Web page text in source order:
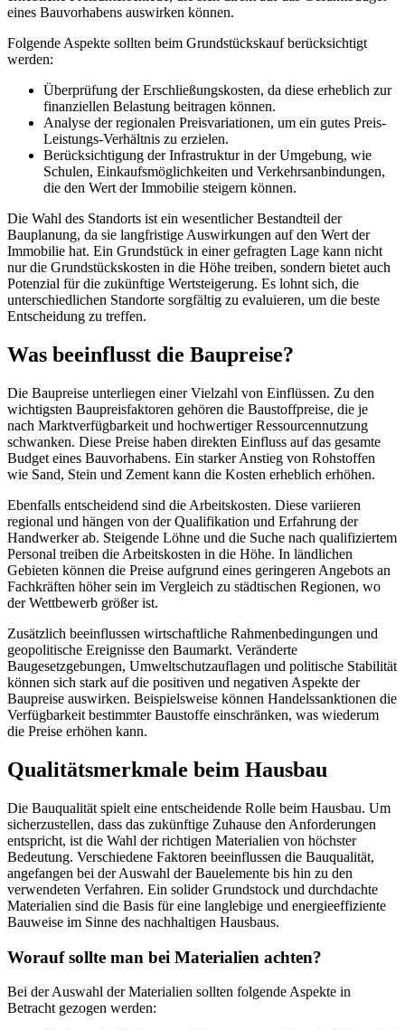
eines Bauvorhabens auswirken können.
Folgende Aspekte sollten beim Grundstückskauf berücksichtigt
werden:
Überprüfung der Erschließungskosten, da diese erheblich zur
finanziellen Belastung beitragen können.
Analyse der regionalen Preisvariationen, um ein gutes Preis-
Leistungs-Verhältnis zu erzielen.
Berücksichtigung der Infrastruktur in der Umgebung, wie
Schulen, Einkaufsmöglichkeiten und Verkehrsanbindungen,
die den Wert der Immobilie steigern können.
Die Wahl des Standorts ist ein wesentlicher Bestandteil der
Bauplanung, da sie langfristige Auswirkungen auf den Wert der
Immobilie hat. Ein Grundstück in einer gefragten Lage kann nicht
nur die Grundstückskosten in die Höhe treiben, sondern bietet auch
Potenzial für die zukünftige Wertsteigerung. Es lohnt sich, die
unterschiedlichen Standorte sorgfältig zu evaluieren, um die beste
Entscheidung zu treffen.
Was beeinflusst die Baupreise?
Die Baupreise unterliegen einer Vielzahl von Einflüssen. Zu den
wichtigsten Baupreisfaktoren gehören die Baustoffpreise, die je
nach Marktverfügbarkeit und hochwertiger Ressourcennutzung
schwanken. Diese Preise haben direkten Einfluss auf das gesamte
Budget eines Bauvorhabens. Ein starker Anstieg von Rohstoffen
wie Sand, Stein und Zement kann die Kosten erheblich erhöhen.
Ebenfalls entscheidend sind die Arbeitskosten. Diese variieren
regional und hängen von der Qualifikation und Erfahrung der
Handwerker ab. Steigende Löhne und die Suche nach qualifiziertem
Personal treiben die Arbeitskosten in die Höhe. In ländlichen
Gebieten können die Preise aufgrund eines geringeren Angebots an
Fachkräften höher sein im Vergleich zu städtischen Regionen, wo
der Wettbewerb größer ist.
Zusätzlich beeinflussen wirtschaftliche Rahmenbedingungen und
geopolitische Ereignisse den Baumarkt. Veränderte
Baugesetzgebungen, Umweltschutzauflagen und politische Stabilität
können sich stark auf die positiven und negativen Aspekte der
Baupreise auswirken. Beispielsweise können Handelssanktionen die
Verfügbarkeit bestimmter Baustoffe einschränken, was wiederum
die Preise erhöhen kann.
Qualitätsmerkmale beim Hausbau
Die Bauqualität spielt eine entscheidende Rolle beim Hausbau. Um
sicherzustellen, dass das zukünftige Zuhause den Anforderungen
entspricht, ist die Wahl der richtigen Materialien von höchster
Bedeutung. Verschiedene Faktoren beeinflussen die Bauqualität,
angefangen bei der Auswahl der Bauelemente bis hin zu den
verwendeten Verfahren. Ein solider Grundstock und durchdachte
Materialien sind die Basis für eine langlebige und energieeffiziente
Bauweise im Sinne des nachhaltigen Hausbaus.
Worauf sollte man bei Materialien achten?
Bei der Auswahl der Materialien sollten folgende Aspekte in
Betracht gezogen werden: